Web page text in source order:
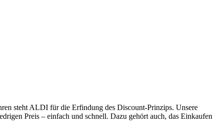
steht ALDI für die Erfindung des Discount-Prinzips. Unsere
Preis – einfach und schnell. Dazu gehört auch, das Einkaufen